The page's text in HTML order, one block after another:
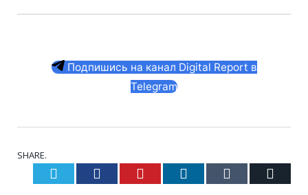
Подпишись на канал Digital Report в
Telegram
SHARE.
Twitter Facebook Pinterest LinkedIn Tumblr